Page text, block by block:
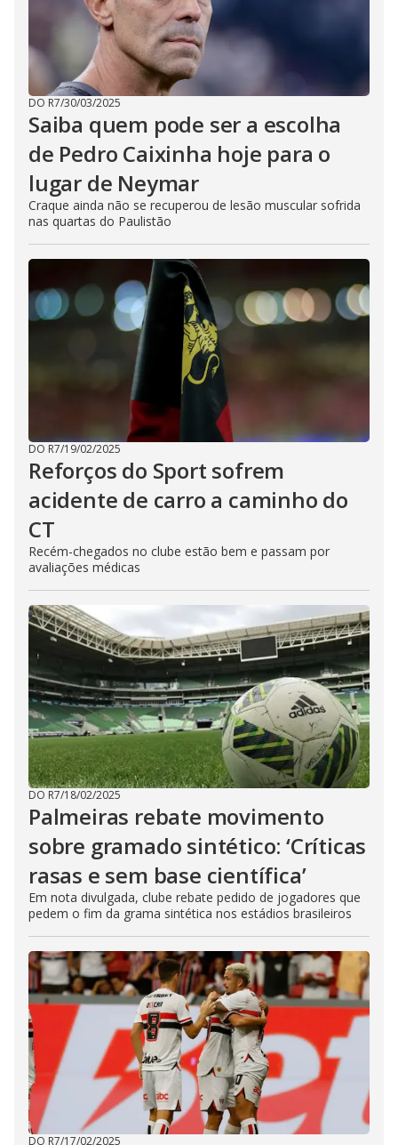
DO R7/30/03/2025
Saiba quem pode ser a escolha
de Pedro Caixinha hoje para o
lugar de Neymar
Craque ainda não se recuperou de lesão muscular sofrida
nas quartas do Paulistão
DO R7/19/02/2025
Reforços do Sport sofrem
acidente de carro a caminho do
CT
Recém-chegados no clube estão bem e passam por
avaliações médicas
DO R7/18/02/2025
Palmeiras rebate movimento
sobre gramado sintético: ‘Críticas
rasas e sem base científica’
Em nota divulgada, clube rebate pedido de jogadores que
pedem o fim da grama sintética nos estádios brasileiros
DO R7/17/02/2025